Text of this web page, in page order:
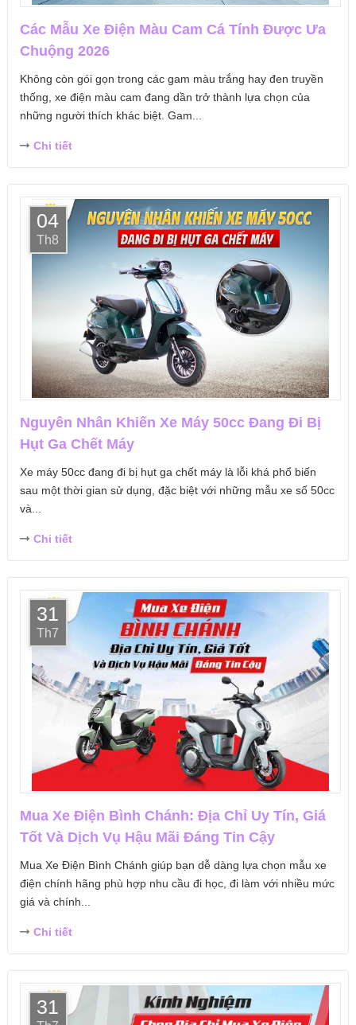
Các Mẫu Xe Điện Màu Cam Cá Tính Được Ưa
Chuộng 2026
Không còn gói gọn trong các gam màu trắng hay đen truyền
thống, xe điện màu cam đang dần trở thành lựa chọn của
những người thích khác biệt. Gam...
Chi tiết
04
Th8
Nguyên Nhân Khiến Xe Máy 50cc Đang Đi Bị
Hụt Ga Chết Máy
Xe máy 50cc đang đi bị hụt ga chết máy là lỗi khá phổ biến
sau một thời gian sử dụng, đặc biệt với những mẫu xe số 50cc
và...
Chi tiết
31
Th7
Mua Xe Điện Bình Chánh: Địa Chỉ Uy Tín, Giá
Tốt Và Dịch Vụ Hậu Mãi Đáng Tin Cậy
Mua Xe Điện Bình Chánh giúp bạn dễ dàng lựa chọn mẫu xe
điện chính hãng phù hợp nhu cầu đi học, đi làm với nhiều mức
giá và chính...
Chi tiết
31